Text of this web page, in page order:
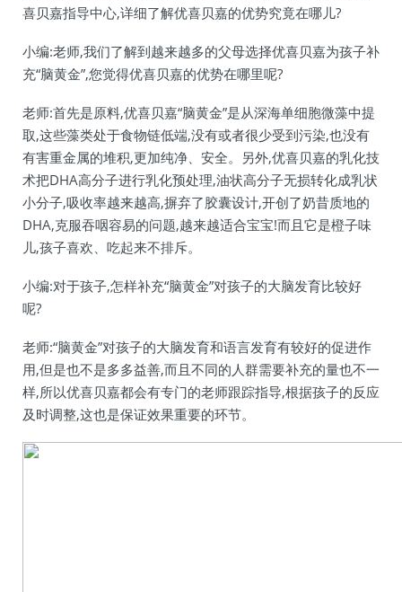
喜贝嘉指导中心,详细了解优喜贝嘉的优势究竟在哪儿?
小编:老师,我们了解到越来越多的父母选择优喜贝嘉为孩子补
充“脑黄金”,您觉得优喜贝嘉的优势在哪里呢?
老师:首先是原料,优喜贝嘉“脑黄金”是从深海单细胞微藻中提
取,这些藻类处于食物链低端,没有或者很少受到污染,也没有
有害重金属的堆积,更加纯净、安全。另外,优喜贝嘉的乳化技
术把DHA高分子进行乳化预处理,油状高分子无损转化成乳状
小分子,吸收率越来越高,摒弃了胶囊设计,开创了奶昔质地的
DHA,克服吞咽容易的问题,越来越适合宝宝!而且它是橙子味
儿,孩子喜欢、吃起来不排斥。
小编:对于孩子,怎样补充“脑黄金”对孩子的大脑发育比较好
呢?
老师:“脑黄金”对孩子的大脑发育和语言发育有较好的促进作
用,但是也不是多多益善,而且不同的人群需要补充的量也不一
样,所以优喜贝嘉都会有专门的老师跟踪指导,根据孩子的反应
及时调整,这也是保证效果重要的环节。